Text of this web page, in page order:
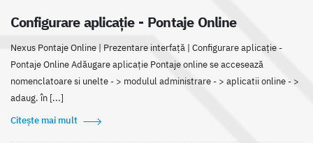
Configurare aplicație - Pontaje Online
Nexus Pontaje Online | Prezentare interfaţă | Configurare aplicație -
Pontaje Online Adăugare aplicație Pontaje online se accesează
nomenclatoare si unelte - > modulul administrare - > aplicatii online - >
adaug. în [...]
Citește mai mult